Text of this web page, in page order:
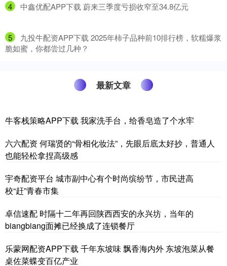
4 ​中鑫优配APP下载 蔚来三季度亏损收窄至34.8亿元
5
​九投牛配资APP下载 2025年柿子品种前10排行榜，软糯爆浆
脆如蜜，你都尝过几种？
最新文章
牛客栈策略APP下载 我家洗手台，给香皂造了个水牢
六六配资 何瑞贤的“骨相化妆法”，先眼后底太好抄，普通人
也能轻松拿捏高级感
宇奇配资平台 城市副中心有个时尚缤纷节，市民进高
校“赶”青春市集
卓信速配 时隔十二年再回陕西西安的永兴坊，当年的
biangbiang面摊已经换成了连锁餐厅
乐蒙网配资APP下载 千年东坡味 飘香海内外 东坡泡菜从餐
桌佐菜蝶变百亿产业